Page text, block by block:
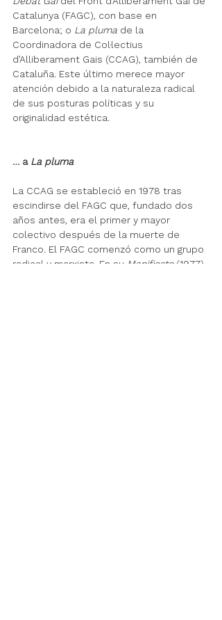
Catalunya (FAGC), con base en
Barcelona; o La pluma de la
Coordinadora de Col·lectius
d’Alliberament Gais (CCAG), también de
Cataluña. Este último merece mayor
atención debido a la naturaleza radical
de sus posturas políticas y su
originalidad estética.
… a La pluma
La CCAG se estableció en 1978 tras
escindirse del FAGC que, fundado dos
años antes, era el primer y mayor
colectivo después de la muerte de
Franco. El FAGC comenzó como un grupo
radical y marxista. En su Manifiesto (1977),